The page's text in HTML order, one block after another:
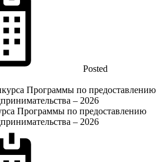
Posted
Программы по предоставлению
– 2026